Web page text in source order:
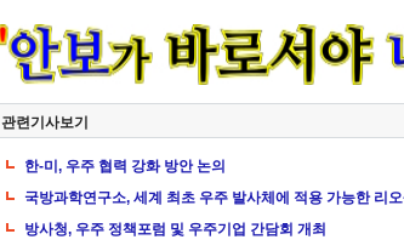
관련기사보기
한-미, 우주 협력 강화 방안 논의
국방과학연구소, 세계 최초 우주 발사체에 적용 가능한 리
방사청, 우주 정책포럼 및 우주기업 간담회 개최